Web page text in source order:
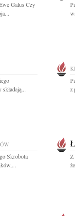
Galus Czy
z
Skrobota
Z